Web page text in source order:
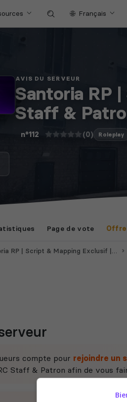
Français
AVIS DU SERVEUR
Santoria RP
Staff &
n°112 (0) Roleplay
Page de vote
RP | Script & Mapping Exclusif | RC Staff & Patron
compte pour rejoindre un
Staff & Patron afin de vous